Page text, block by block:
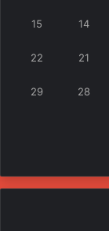
14
15
21
22
28
29